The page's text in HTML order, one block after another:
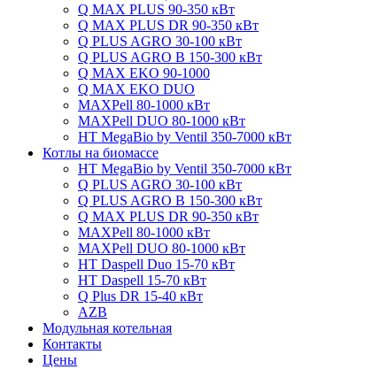
Q MAX PLUS 90-350 кВт
Q MAX PLUS DR 90-350 кВт
Q PLUS AGRO 30-100 кВт
Q PLUS AGRO B 150-300 кВт
Q MAX EKO 90-1000
Q MAX EKO DUO
MAXPell 80-1000 кВт
MAXPell DUO 80-1000 кВт
HT MegaBio by Ventil 350-7000 кВт
Котлы на биомассе
HT MegaBio by Ventil 350-7000 кВт
Q PLUS AGRO 30-100 кВт
Q PLUS AGRO B 150-300 кВт
Q MAX PLUS DR 90-350 кВт
MAXPell 80-1000 кВт
MAXPell DUO 80-1000 кВт
HT Daspell Duo 15-70 кВт
HT Daspell 15-70 кВт
Q Plus DR 15-40 кВт
AZB
Модульная котельная
Контакты
Цены